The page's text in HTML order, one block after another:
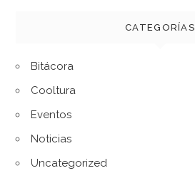
CATEGORÍAS
Bitácora
Cooltura
Eventos
Noticias
Uncategorized